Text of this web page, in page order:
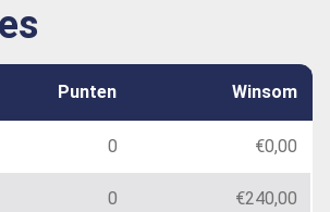
Punten Winsom
0 €0,00
0 €240,00